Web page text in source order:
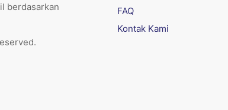
berdasarkan
FAQ
Kontak Kami